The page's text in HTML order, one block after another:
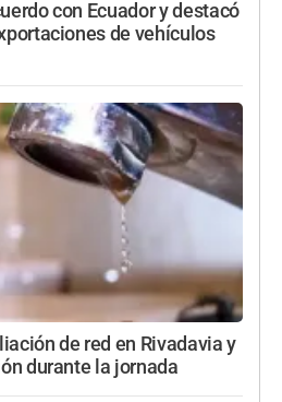
con Ecuador y destacó
de vehículos
de red en Rivadavia y
durante la jornada